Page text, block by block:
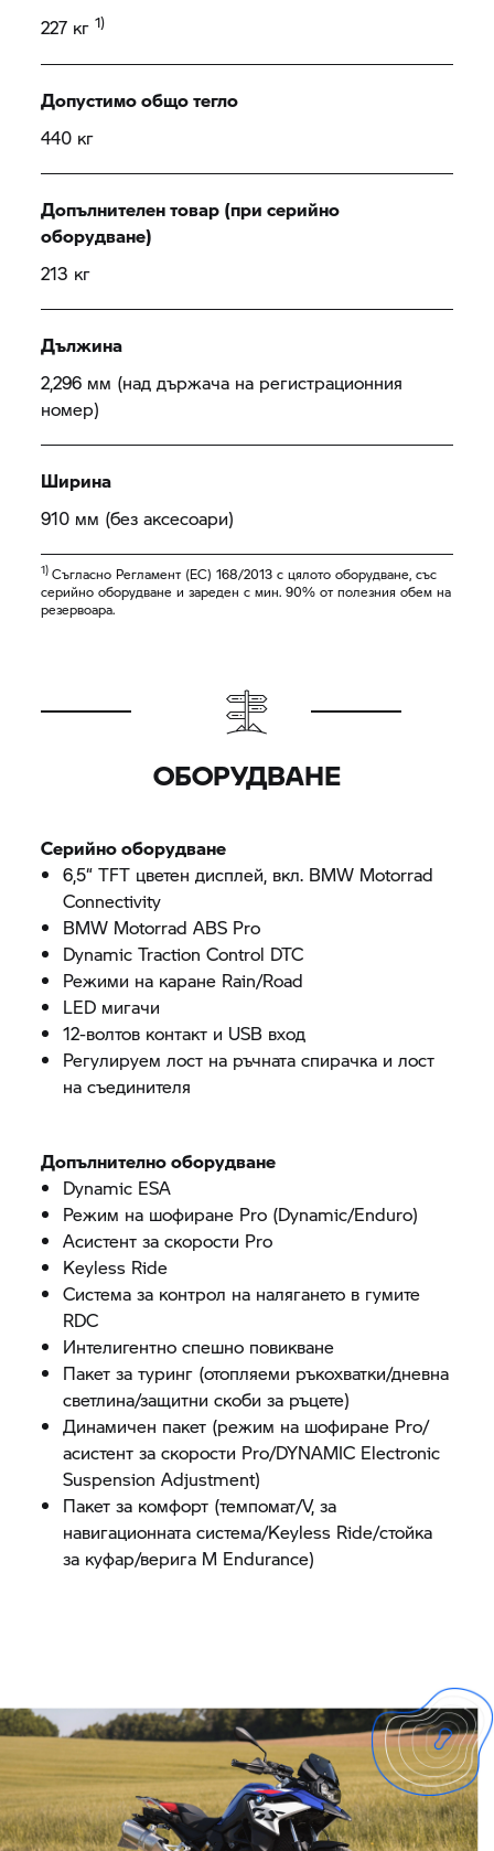
227 кг1)
Допустимо общо тегло
440 кг
Допълнителен товар (при серийно
оборудване)
213 кг
Дължина
2,296 мм (над държача на регистрационния
номер)
Ширина
910 мм (без аксесоари)
1)Съгласно Регламент (ЕС) 168/2013 с цялото оборудване, със
серийно оборудване и зареден с мин. 90% от полезния обем на
резервоара.
ОБОРУДВАНЕ
Серийно оборудване
6,5“ TFT цветен дисплей, вкл. BMW Motorrad
Connectivity
BMW Motorrad ABS Pro
Dynamic Traction Control DTC
Режими на каране Rain/Road
LED мигачи
12-волтов контакт и USB вход
Регулируем лост на ръчната спирачка и лост
на съединителя
Допълнително оборудване
Dynamic ESA
Режим на шофиране Pro (Dynamic/Enduro)
Асистент за скорости Pro
Keyless Ride
Система за контрол на налягането в гумите
RDC
Интелигентно спешно повикване
Пакет за туринг (отопляеми ръкохватки/дневна
светлина/защитни скоби за ръцете)
Динамичен пакет (режим на шофиране Pro/
асистент за скорости Pro/DYNAMIC Electronic
Suspension Adjustment)
Пакет за комфорт (темпомат/V, за
навигационната система/Keyless Ride/стойка
за куфар/верига M Endurance)